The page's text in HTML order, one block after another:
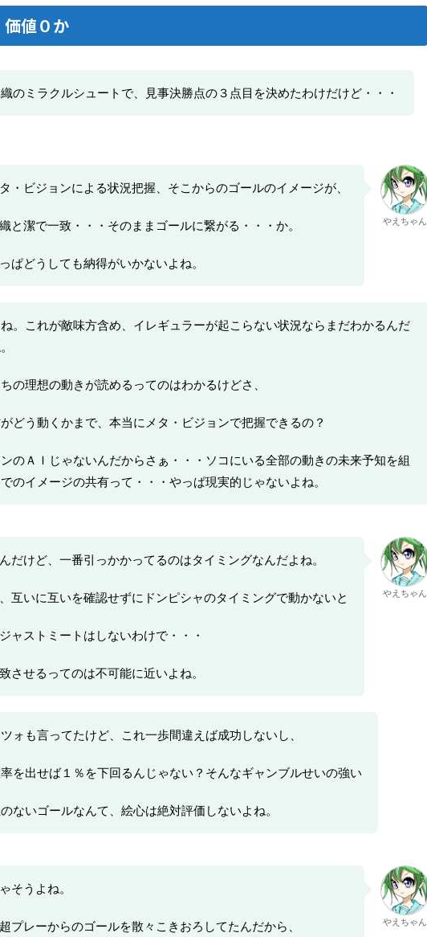
価値０か
のミラクルシュートで、見事決勝点の３点目を決めたわけだけど・・・
・ビジョンによる状況把握、そこからのゴールのイメージが、
と潔で一致・・・そのままゴールに繋がる・・・か。
ぱどうしても納得がいかないよね。
やえちゃん
。これが敵味方含め、イレギュラーが起こらない状況ならまだわかるんだ
の理想の動きが読めるってのはわかるけどさ、
どう動くかまで、本当にメタ・ビジョンで把握できるの？
のＡＩじゃないんだからさぁ・・・ソコにいる全部の動きの未来予知を組
のイメージの共有って・・・やっぱ現実的じゃないよね。
だけど、一番引っかかってるのはタイミングなんだよね。
互いに互いを確認せずにドンピシャのタイミングで動かないと
ャストミートはしないわけで・・・
させるってのは不可能に近いよね。
やえちゃん
ォも言ってたけど、これ一歩間違えば成功しないし、
を出せば１％を下回るんじゃない？そんなギャンブルせいの強い
ないゴールなんて、絵心は絶対評価しないよね。
そうよね。
プレーからのゴールを散々こきおろしてたんだから、 やえちゃん